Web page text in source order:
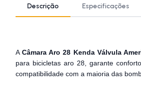
Descrição Especificações
ACâmara Aro 28 Kenda Válvula
para bicicletas aro 28, garante
compatibilidade com a maioria das